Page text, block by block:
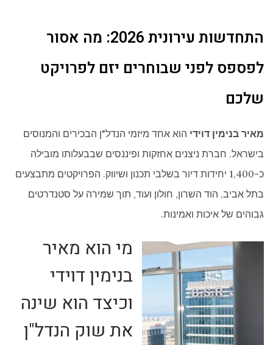
התחדשות עירונית 2026: מה אסור
לפספס לפני שבוחרים יזם לפרויקט
שלכם
מאיר בנימין דוידי הוא אחד מיזמי הנדל"ן הבכירים והמנוסים
בישראל. חברת ניצנים אחזקות ופיננסים שבבעלותו מובילה
כ-1,400 יחידות דיור בשלבי תכנון ושיווק. הפרויקטים מתבצעים
בתל אביב, הוד השרון, חולון ועוד, תוך שמירה על סטנדרטים
גבוהים של איכות ואמינות.
מי הוא מאיר
בנימין דוידי
וכיצד הוא שינה
את שוק הנדל"ן